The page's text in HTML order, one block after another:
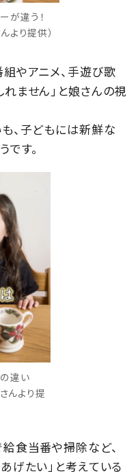
が違う！
より提供）
やアニメ、手遊び歌
ません」と娘さんの視
、子どもには新鮮な
す。
違い
んより提
食当番や掃除など、
げたい」と考えている